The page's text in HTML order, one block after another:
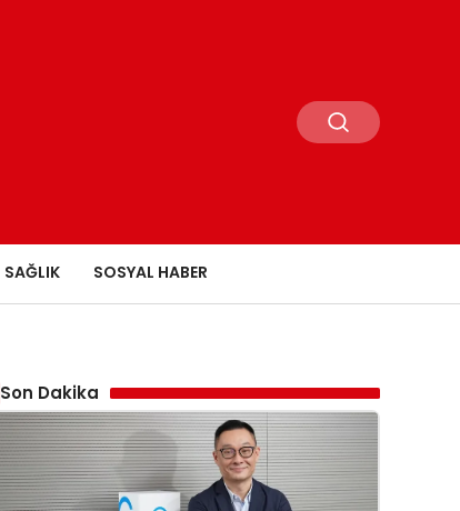
SAĞLIK SOSYAL HABER
Son Dakika